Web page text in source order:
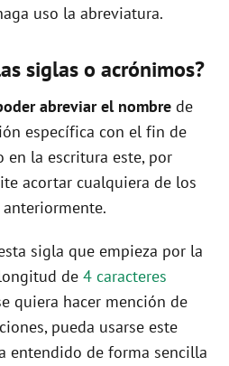
uso la abreviatura.
siglas o acrónimos?
abreviar el nombre de
específica con el fin de
en la escritura este, por
acortar cualquiera de los
sigla que empieza por la
de 4 caracteres
quiera hacer mención de
pueda usarse este
entendido de forma sencilla